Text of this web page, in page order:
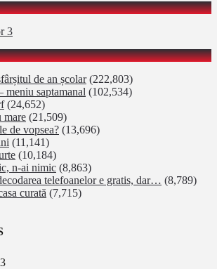
3
de an școlar (222,803)
meniu saptamanal (102,534)
(24,652)
mare (21,509)
de vopsea? (13,696)
(11,141)
(10,184)
n-ai nimic (8,863)
telefoanelor e gratis, dar… (8,789)
curată (7,715)